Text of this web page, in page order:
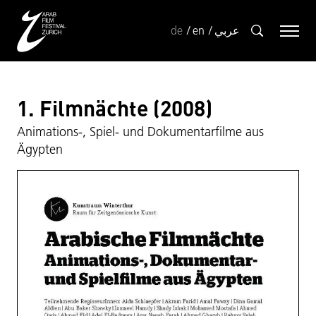
de en عربي
1. Filmnächte (2008)
Animations-, Spiel- und Dokumentarfilme aus
Ägypten